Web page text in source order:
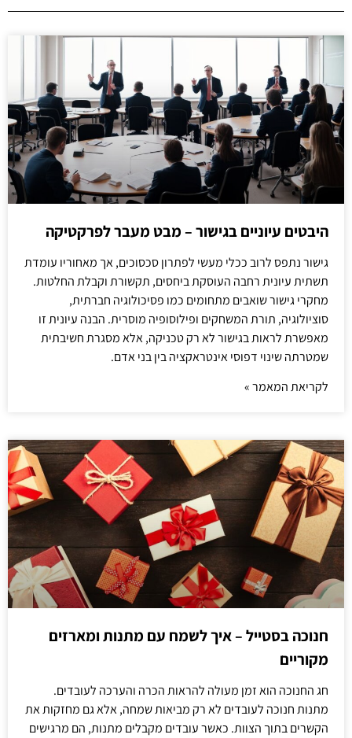
היבטים עיוניים בגישור – מבט מעבר לפרקטיקה
גישור נתפס לרוב ככלי מעשי לפתרון סכסוכים, אך מאחוריו עומדת
תשתית עיונית רחבה העוסקת ביחסים, תקשורת וקבלת החלטות.
מחקרי גישור שואבים מתחומים כמו פסיכולוגיה חברתית,
סוציולוגיה, תורת המשחקים ופילוסופיה מוסרית. הבנה עיונית זו
מאפשרת לראות בגישור לא רק טכניקה, אלא מסגרת חשיבתית
שמטרתה שינוי דפוסי אינטראקציה בין בני אדם.
לקריאת המאמר »
חנוכה בסטייל – איך לשמח עם מתנות ומארזים
מקוריים
חג החנוכה הוא זמן מעולה להראות הכרה והערכה לעובדים.
מתנות חנוכה לעובדים לא רק מביאות שמחה, אלא גם מחזקות את
הקשרים בתוך הצוות. כאשר עובדים מקבלים מתנות, הם מרגישים